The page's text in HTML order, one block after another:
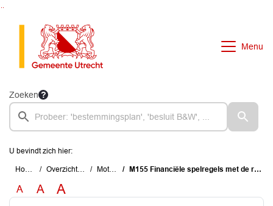
Menu
Zoeken
U bevindt zich hier:
Home Overzichten Moties M155 Financiële spelregels met de raad
A A A